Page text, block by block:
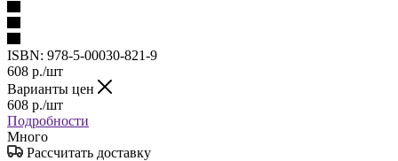
ISBN: 978-5-00030-821-9
608 р./шт
Варианты цен
608 р./шт
Подробности
Много
Рассчитать доставку